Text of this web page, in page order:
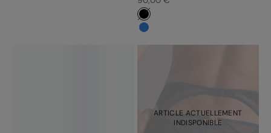
#000000
#3483d7
ARTICLE ACTUELLEMENT
INDISPONIBLE